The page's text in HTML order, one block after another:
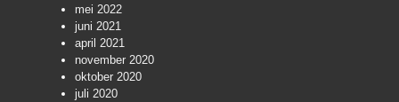
mei 2022
juni 2021
april 2021
november 2020
oktober 2020
juli 2020